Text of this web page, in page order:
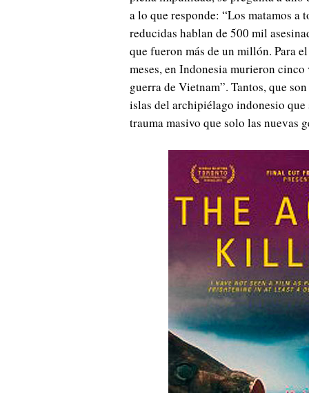
a lo que responde: “Los matamos a
reducidas hablan de 500 mil
que fueron más de un millón. Para
meses, en Indonesia murieron cinco
guerra de Vietnam”. Tantos, que
islas del archipiélago indonesio que
trauma masivo que solo las nuevas